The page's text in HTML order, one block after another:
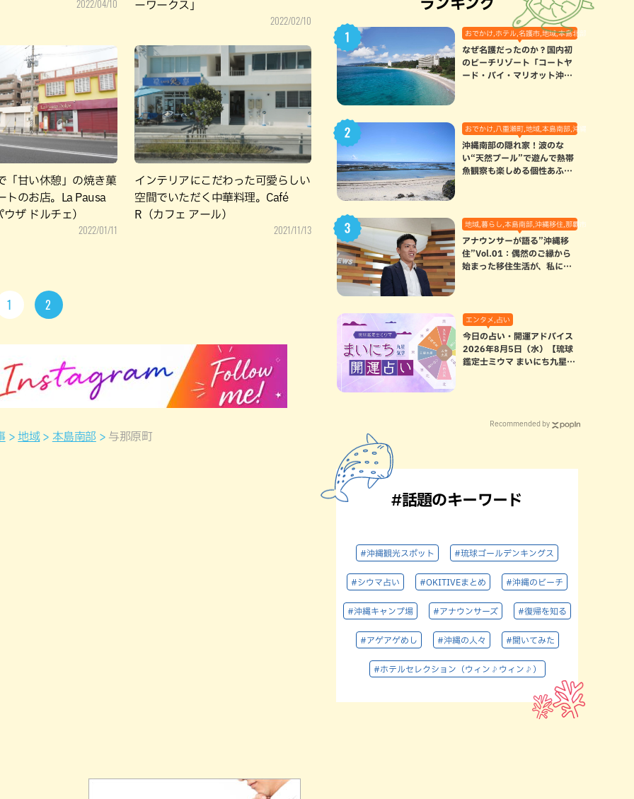
2022/04/10
ーワークス」
2022/02/10
「甘い休憩」の焼き菓
トのお店。La Pausa
ザ ドルチェ）
2022/01/11
インテリアにこだわった可愛らしい
空間でいただく中華料理。Café
R（カフェ アール）
2021/11/13
1 2
地域 本島南部 与那原町
ランキング
おでかけ,ホテル,名護市,地域,本島北部
なぜ名護だったのか？国内初
のビーチリゾート「コートヤ
ード・バイ・マリオット沖縄
おでかけ,八重瀬町,地域,本島南部,沖縄の海,自然
沖縄南部の隠れ家！波のな
い“天然プール”で遊んで熱帯
魚観察も楽しめる個性あふれ
地域,暮らし,本島南部,沖縄移住,那覇市
アナウンサーが語る”沖縄移
住”Vol.01：偶然のご縁から
始まった移住生活が、私にと
エンタメ,占い
今日の占い・開運アドバイス
2026年8月5日（水）【琉球
鑑定士ミウマ まいにち九星気
Recommended by
#話題のキーワード
#沖縄観光スポット #琉球ゴールデンキングス
#シウマ占い #OKITIVEまとめ #沖縄のビーチ
#沖縄キャンプ場 #アナウンサーズ #復帰を知る
#アゲアゲめし #沖縄の人々 #聞いてみた
#ホテルセレクション（ウィン♪ウィン♪）